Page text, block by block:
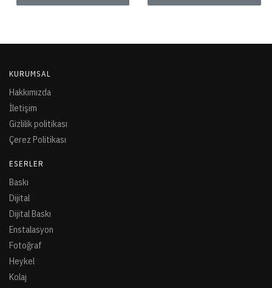
KURUMSAL
Hakkımızda
İletişim
Gizlilik politikası
Çerez Politikası
ESERLER
Baskı
Dijital
Dijital Baskı
Enstalasyon
Fotoğraf
Heykel
Kolaj